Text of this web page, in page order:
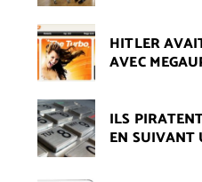
HITLER
AVEC
ILS
EN SUIVANT